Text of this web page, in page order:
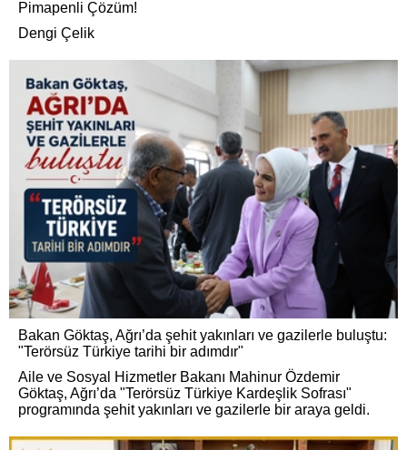
Pimapenli Çözüm!
Dengi Çelik
Bakan Göktaş, Ağrı’da şehit yakınları ve gazilerle buluştu:
"Terörsüz Türkiye tarihi bir adımdır"
Aile ve Sosyal Hizmetler Bakanı Mahinur Özdemir
Göktaş, Ağrı’da "Terörsüz Türkiye Kardeşlik Sofrası"
programında şehit yakınları ve gazilerle bir araya geldi.